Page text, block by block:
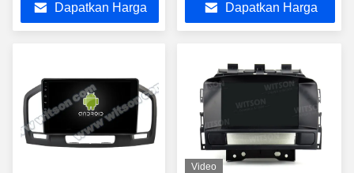
StereoDapatkan Harga
2008- 2013 Stereo Mobil
Dapatkan Harga
Video